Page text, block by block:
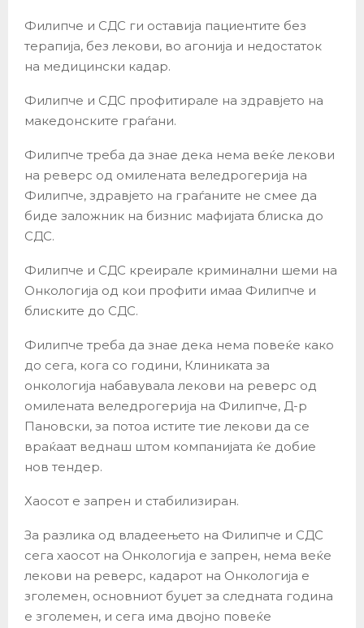
Филипче и СДС ги оставија пациентите без
терапија, без лекови, во агонија и недостаток
на медицински кадар.
Филипче и СДС профитирале на здравјето на
македонските граѓани.
Филипче треба да знае дека нема веќе лекови
на реверс од омилената веледрогерија на
Филипче, здравјето на граѓаните не смее да
биде заложник на бизнис мафијата блиска до
СДС.
Филипче и СДС креирале криминални шеми на
Онкологија од кои профити имаа Филипче и
блиските до СДС.
Филипче треба да знае дека нема повеќе како
до сега, кога со години, Клиниката за
онкологија набавувала лекови на реверс од
омилената веледрогерија на Филипче, Д-р
Пановски, за потоа истите тие лекови да се
враќаат веднаш штом компанијата ќе добие
нов тендер.
Хаосот е запрен и стабилизиран.
За разлика од владеењето на Филипче и СДС
сега хаосот на Онкологија е запрен, нема веќе
лекови на реверс, кадарот на Онкологија е
зголемен, основниот буџет за следната година
е зголемен, и сега има двојно повеќе